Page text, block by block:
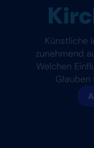
Künstliche
zunehmend
Welchen
Glauben